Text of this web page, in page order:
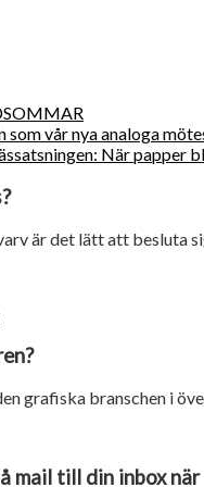
som vår nya analoga
När papper
är det lätt att besluta
grafiska branschen i
mail till din inbox